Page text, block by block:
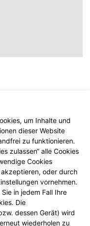
um Inhalte und
dieser Website
zu funktionieren.
zulassen“ alle Cookies
Cookies
oder durch
vornehmen.
in jedem Fall Ihre
Die
dessen Gerät) wird
wiederholen zu